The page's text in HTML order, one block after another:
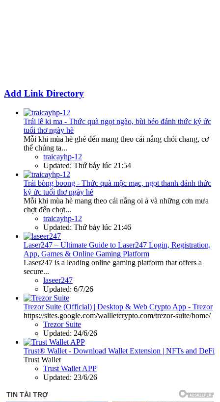
Add Link Directory
Trái lê ki ma - Thức quà ngọt ngào, bùi béo đánh thức ký ức
tuổi thơ ngày hè
Mỗi khi mùa hè ghé đến mang theo cái nắng chói chang, cơ
thể chúng ta...
traicayhp-12
Updated: Thứ bảy lúc 21:54
Trái bòng boong - Thức quà mộc mạc, ngọt thanh đánh thức
ký ức tuổi thơ ngày hè
Mỗi khi mùa hè mang theo cái nắng oi ả và những cơn mưa
chợt đến chợt...
traicayhp-12
Updated: Thứ bảy lúc 21:46
Laser247 – Ultimate Guide to Laser247 Login, Registration,
App, Games & Online Gaming Platform
Laser247 is a leading online gaming platform that offers a
secure...
laseer247
Updated: 6/7/26
Trezor Suite (Official) | Desktop & Web Crypto App - Trezor
https://sites.google.com/wallletcrypto.com/trezor-suite/home/
Trezor Suite
Updated: 24/6/26
Trust® Wallet - Download Wallet Extension | NFTs and DeFi
Trust Wallet
Trust Wallet APP
Updated: 23/6/26